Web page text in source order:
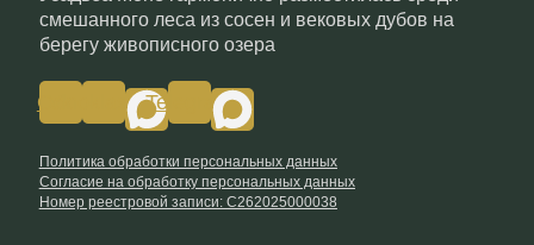
смешанного леса из сосен и вековых дубов на
берегу живописного озера
OdnoklassnikiTelegram
Политика обработки персональных данных
Согласие на обработку персональных данных
Номер реестровой записи: С262025000038